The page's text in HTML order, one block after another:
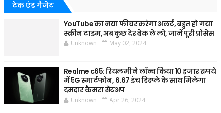
टेक एंड गैजेट
YouTube का नया फीचर करेगा अलर्ट, बहुत हो गया
स्क्रीन टाइम, अब कुछ देर ब्रेक ले लो, जानें पूरी प्रोसेस
Unknown May 02, 2024
Realme c65: रियलमी ने लॉन्च किया 10 हजार रुपये
में 5G स्मार्टफोन, 6.67 इंच डिस्प्ले के साथ मिलेगा
दमदार कैमरा सेटअप
Unknown Apr 26, 2024